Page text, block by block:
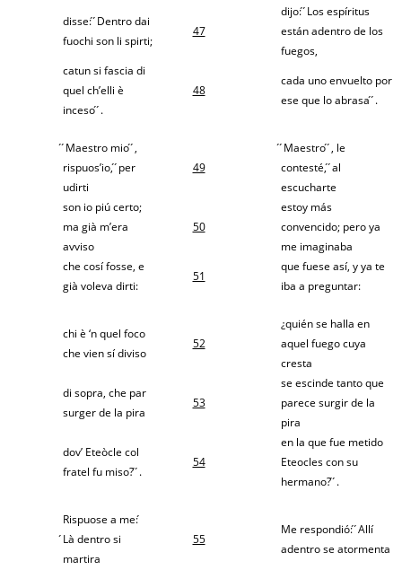
disse: ́ ́Dentro dai
fuochi son li spirti;
47
dijo: ́ ́Los espíritus
están adentro de los
fuegos,
catun si fascia di
quel ch’elli è
inceso ́ ́.
48
cada uno envuelto por
ese que lo abrasa ́ ́.
́ ́Maestro mio ́ ́,
rispuos’io, ́ ́per
udirti
49
́ ́Maestro ́ ́, le
contesté, ́ ́al
escucharte
son io piú certo;
ma già m’era
avviso
50
estoy más
convencido; pero ya
me imaginaba
che cosí fosse, e
già voleva dirti:
51
que fuese así, y ya te
iba a preguntar:
chi è ‘n quel foco
che vien sí diviso
52
¿quién se halla en
aquel fuego cuya
cresta
di sopra, che par
surger de la pira
53
se escinde tanto que
parece surgir de la
pira
dov’ Eteòcle col
fratel fu miso? ́ ́.
54
en la que fue metido
Eteocles con su
hermano? ́ ́.
Rispuose a me: ́
́Là dentro si
martira
55
Me respondió: ́ ́Allí
adentro se atormenta